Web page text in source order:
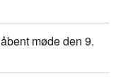
møde den 9.